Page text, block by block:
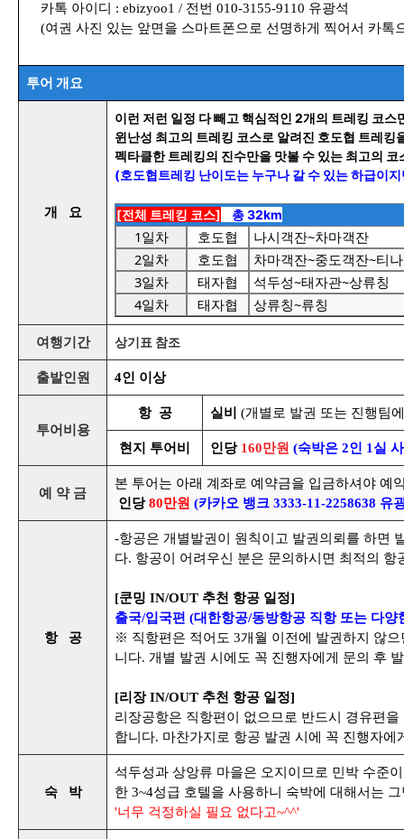
카톡 아이디 : ebizyoo1 / 전번 010-3155-9110 유광석
(여권 사진 있는 앞면을 스마트폰으로 선명하게 찍어서 카톡
투어 개요
개 요
이런 저런 일정 다 빼고 핵심적인 2개의 트레킹 코
윈난성 최고의 트레킹 코스로 알려진 호도협 트레
펙타클한 트레킹의 진수만을 맛볼 수 있는 최고의
(호도협트레킹 난이도는 누구나 갈 수 있는 하급이
[전체 트레킹 코스] 총 32km
1일차 호도협
나시객잔~차마객잔
2일차
호도협
차마객잔~중도객잔~티
3일차
태자협
석두성~태자관~상류칭
4일차
태자협 상류칭~류칭
여행기간 상기표 참조
출발인원 4인 이상
투어비용
항 공 실비 (개별로 발권 또는 진행팀
현지 투어비 인당160만원 (숙박은 2인 1실
예 약 금
본 투어는 아래 계좌로 예약금을 입금하셔야 예
인당80만원 (카카오 뱅크 3333-11-2258638 유
항 공
-항공은 개별발권이 원칙이고 발권의뢰를 하면
다. 항공이 어려우신 분은 문의하시면 최적의 항
[쿤밍 IN/OUT 추천 항공 일정]
출국/입국편 (대한항공/동방항공 직항 또는 다양
※ 직항편은 적어도 3개월 이전에 발권하지 않
니다. 개별 발권 시에도 꼭 진행자에게 문의 후
[리장 IN/OUT 추천 항공 일정]
리장공항은 직항편이 없으므로 반드시 경유편
합니다. 마찬가지로 항공 발권 시에 꼭 진행자에
숙 박
석두성과 상앙류 마을은 오지이므로 민박 수준
한 3~4성급 호텔을 사용하니 숙박에 대해서는
'너무 걱정하실 필요 없다고~^^'